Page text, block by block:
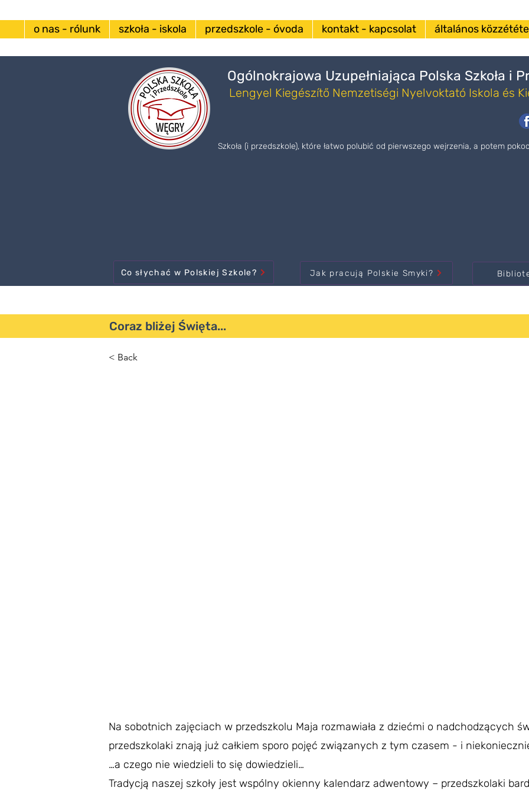
o nas - rólunk szkoła - iskola przedszkole - óvoda kontakt - kapcsolat általános
Coraz bliżej Święta...
< Back
Na sobotnich zajęciach w przedszkolu Maja rozmawiała z dziećmi o nadchodzących
przedszkolaki znają już całkiem sporo pojęć związanych z tym czasem - i
…a czego nie wiedzieli to się dowiedzieli…
Tradycją naszej szkoły jest wspólny okienny kalendarz adwentowy – przedszkolaki
Szkoła (i przedszkole), które łatwo polubić od pierwszego wejrzenia, a potem
Co słychać w Polskiej Szkole? Jak pracują Polskie Smyki?
Ogólnokrajowa Uzupełniająca Polska Szkoła i
Lengyel Kiegészítő Nemzetiségi Nyelvoktató Iskola és